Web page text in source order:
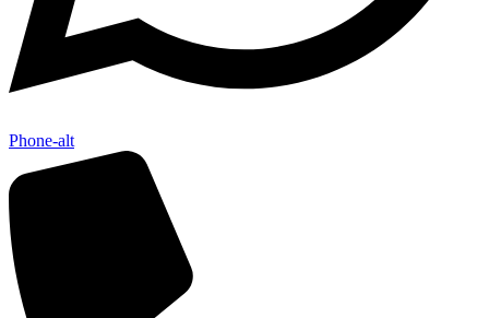
Phone-alt